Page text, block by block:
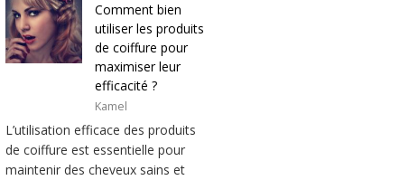
Comment bien
utiliser les produits
de coiffure pour
maximiser leur
efficacité ?
Kamel
L’utilisation efficace des produits
de coiffure est essentielle pour
maintenir des cheveux sains et